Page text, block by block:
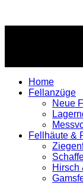
Home
Fellanzüge
Neue
Fellhäute &
Hirsch